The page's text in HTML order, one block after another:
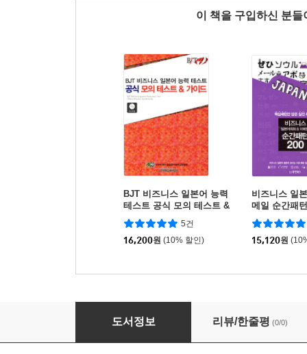
이 책을 구입하신 분
BJT 비즈니스 일본어 능력
테스트 공식 모의 테스트 &
가이드
5건
16,200원 (10% 할인)
비즈니스 일
메일 순간패
15,120원
니뽄노 카이샤
도서정보 리뷰/한줄평 (0/0)